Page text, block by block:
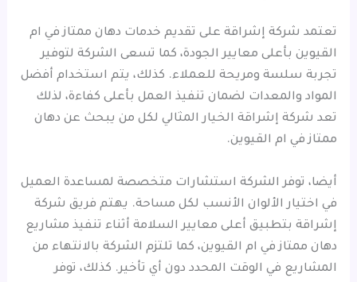
تعتمد شركة إشراقة على تقديم خدمات دهان ممتاز في ام
القيوين بأعلى معايير الجودة، كما تسعى الشركة لتوفير
تجربة سلسة ومريحة للعملاء. كذلك، يتم استخدام أفضل
المواد والمعدات لضمان تنفيذ العمل بأعلى كفاءة، لذلك
تعد شركة إشراقة الخيار المثالي لكل من يبحث عن دهان
ممتاز في ام القيوين.
أيضا، توفر الشركة استشارات متخصصة لمساعدة العميل
في اختيار الألوان الأنسب لكل مساحة. يهتم فريق شركة
إشراقة بتطبيق أعلى معايير السلامة أثناء تنفيذ مشاريع
دهان ممتاز في ام القيوين، كما تلتزم الشركة بالانتهاء من
المشاريع في الوقت المحدد دون أي تأخير. كذلك، توفر